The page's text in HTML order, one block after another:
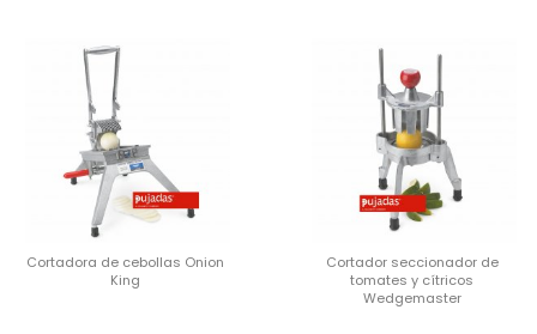
Cortadora de cebollas Onion
King
Cortador seccionador de
tomates y cítricos
Wedgemaster